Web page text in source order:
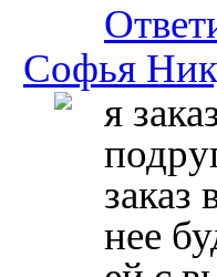
Софья
я
заказ
нее